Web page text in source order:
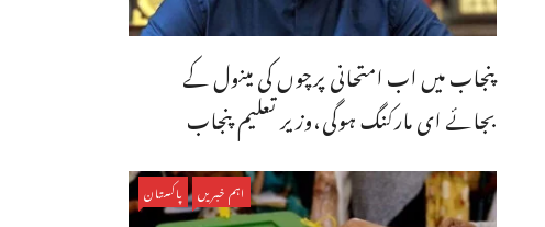
پنجاب میں اب امتحانی پرچوں کی مینول کے
بجائے ای مارکنگ ہوگی،وزیر تعلیم پنجاب
اہم خبریں پاکستان